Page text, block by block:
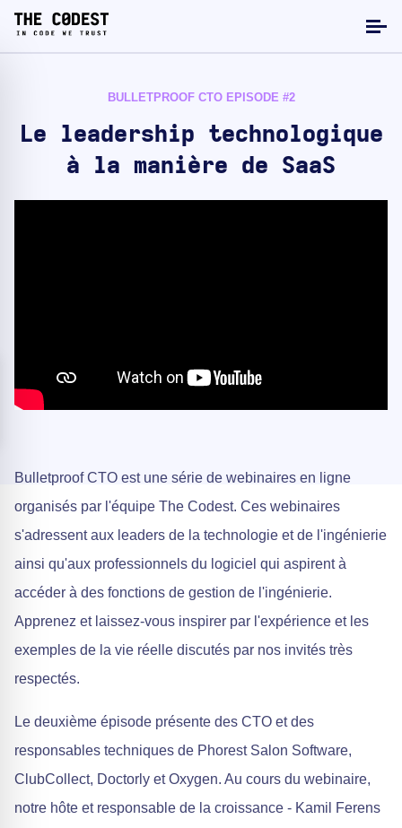
BULLETPROOF CTO EPISODE #2
Le leadership technologique
à la manière de SaaS
Bulletproof CTO est une série de webinaires en ligne
organisés par l'équipe The Codest. Ces webinaires
s'adressent aux leaders de la technologie et de l'ingénierie
ainsi qu'aux professionnels du logiciel qui aspirent à
accéder à des fonctions de gestion de l'ingénierie.
Apprenez et laissez-vous inspirer par l'expérience et les
exemples de la vie réelle discutés par nos invités très
respectés.
Le deuxième épisode présente des CTO et des
responsables techniques de Phorest Salon Software,
ClubCollect, Doctorly et Oxygen. Au cours du webinaire,
notre hôte et responsable de la croissance - Kamil Ferens